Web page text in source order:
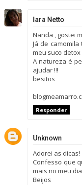
Iara Netto
Nanda , gostei
Já de
meu suco detox
A natureza é
ajudar !!!
besitos
Responder
Unknown
Adorei as dicas!
Confesso que
mais no meu
Beijos